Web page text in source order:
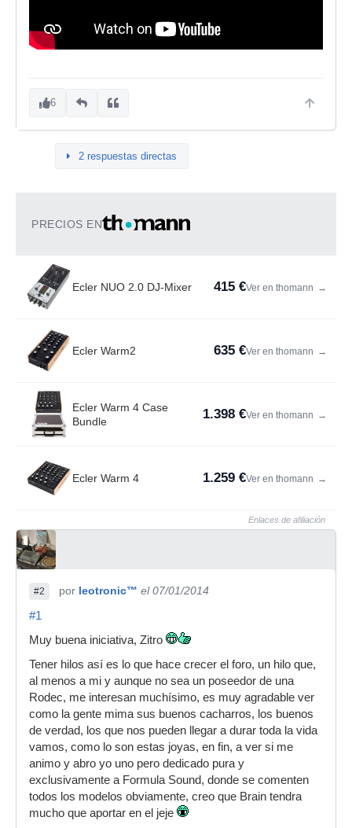
6
2 respuestas directas
PRECIOS EN
Ecler NUO 2.0 DJ-Mixer 415 €Ver en thomann →
Ecler Warm2 635 €Ver en thomann →
Ecler Warm 4 Case
Bundle
1.398 €Ver en thomann →
Ecler Warm 4 1.259 €Ver en thomann →
Enlaces de afiliación
#2 por leotronic™ el 07/01/2014
#1
Muy buena iniciativa, Zitro
Tener hilos así es lo que hace crecer el foro, un hilo que,
al menos a mi y aunque no sea un poseedor de una
Rodec, me interesan muchísimo, es muy agradable ver
como la gente mima sus buenos cacharros, los buenos
de verdad, los que nos pueden llegar a durar toda la vida
vamos, como lo son estas joyas, en fin, a ver si me
animo y abro yo uno pero dedicado pura y
exclusivamente a Formula Sound, donde se comenten
todos los modelos obviamente, creo que Brain tendra
mucho que aportar en el jeje